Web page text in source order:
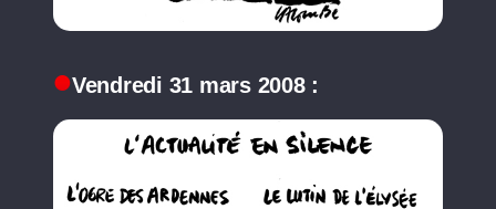
Vendredi 31 mars 2008 :